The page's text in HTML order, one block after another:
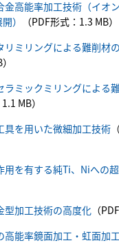
デザイントライアルコ
金高能率加工技術（イオ
）
（PDF形式：1.3 MB）
リミリングによる難削材
ラミックミリングによる
MB）
具を用いた微細加工技術
用を有する純Ti、Niへの
型加工技術の高度化（
高能率鏡面加工・虹面加工